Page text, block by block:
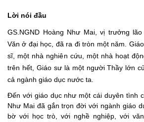
Lời nói đầu
GS.NGND Hoàng Như Mai, vị trưởng
Văn ở đại học, đã ra đi tròn một năm.
sĩ, một nhà nghiên cứu, một nhà hoạt
trên hết, Giáo sư là một người Thầy lớn
cả ngành giáo dục nước ta.
Đến với giáo dục như một cái duyên tình
Như Mai đã gắn trọn đời với ngành giáo
bờ với học trò, với nghề nghiệp, với